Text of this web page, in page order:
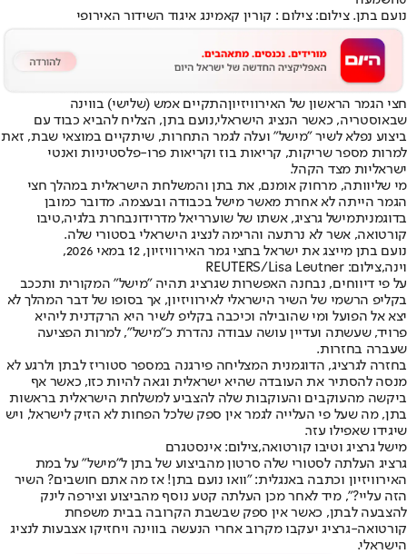
נועם בתן. צילום: צילום : קורין קאמינג איגוד השידור האירופי
חצי הגמר הראשון של האירוויזיוןהתקיים אמש (שלישי) בווינה
שבאוסטריה, כאשר הנציג הישראלי,נועם בתן, הצליח להביא כבוד עם
ביצוע נפלא לשיר "מישל" ועלה לגמר התחרות, שיתקיים במוצאי שבת, זאת
למרות מספר שריקות, קריאות בוז וקריאות פרו-פלסטיניות ואנטי
ישראליות מצד הקהל.
מי שליוותה, מרחוק אומנם, את בתן והמשלחת הישראלית במהלך חצי
הגמר הייתה לא אחרת מאשר מישל בכבודה ובעצמה. מדובר כמובן
בדוגמניתמישל גרציג, אשתו של שוערריאל מדרידונבחרת בלגיה,טיבו
קורטואה, אשר לא נרתעה והרימה לנציג הישראלי בסטורי שלה.
נועם בתן מייצג את ישראל בחצי גמר האירוויזיון, 12 במאי 2026,
וינה,צילום: REUTERS/Lisa Leutner
על פי דיווחים, נבחנה האפשרות שגרציג תהיה "מישל" המקורית ותככב
בקליפ הרשמי של השיר הישראלי לאירוויזיון, אך בסופו של דבר המהלך לא
יצא אל הפועל ומי שהובילה וכיכבה בקליפ לשיר היא הרקדנית ליהיא
פרויד, שעשתה ועדיין עושה עבודה נהדרת כ"מישל", למרות הפציעה
שעברה בחזרות.
בחזרה לגרציג, הדוגמנית המצליחה פירגנה במספר סטוריז לבתן ולרגע לא
מנסה להסתיר את העובדה שהיא ישראלית וגאה להיות כזו, כאשר אף
ביקשה מהעוקבים והעוקבות שלה להצביע למשלחת הישראלית בראשות
בתן, מה שעל פי העלייה לגמר אין ספק שלכל הפחות לא הזיק לישראל, ויש
שיגידו שאפילו עזר.
מישל גרציג וטיבו קורטואה,צילום: אינסטגרם
גרציג העלתה לסטורי שלה סרטון מהביצוע של בתן ל"מישל" על במת
האירוויזיון וכתבה באנגלית: "וואו נועם בתן! אז מה אתם חושבים? השיר
הזה עליי?", מיד לאחר מכן העלתה קטע נוסף מהביצוע וצירפה לינק
להצבעה לבתן, כאשר אין ספק שבשבת הקרובה בבית משפחת
קורטואה-גרציג יעקבו מקרוב אחרי הנעשה בווינה ויחזיקו אצבעות לנציג
הישראלי.